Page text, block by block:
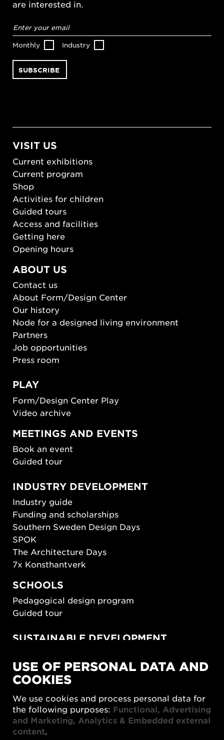
are interested in.
address*
Monthly Industry
VISIT US
Current exhibitions
Current program
Shop
Activities for children
Guided tours
Access and facilities
Getting here
Opening hours
ABOUT US
Contact us
About Form/Design Center
Our history
Node for a designed living environment
Partners
Job opportunities
Press room
PLAY
Form/Design Center Play
Video archive
MEETINGS AND EVENTS
Book an event
Guided tour
INDUSTRY DEVELOPMENT
Industry guide
Funding and scholarships
Southern Sweden Design Days
SPOK
The Architecture Days
7x Konsthantverk
SCHOOLS
Pedagogical design program
Guided tour
SUSTAINABLE DEVELOPMENT
SUSTAINORDIC
Share Future Living
What Matter_s
USE OF PERSONAL DATA AND
COOKIES
We use cookies and process personal data for
the following purposes: Functional, Advertising
and Marketing, Analytics & Embedded external
content.